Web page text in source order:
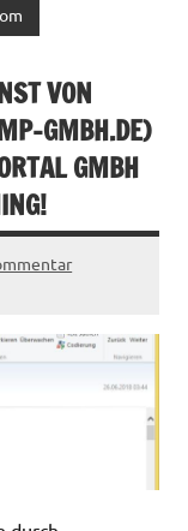
VON
GMBH.DE)
GMBH